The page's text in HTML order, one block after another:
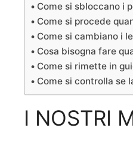
Come si sbloccano i
Come si procede
Come si cambiano i
Cosa bisogna fare
Come si rimette in
Come si controlla se
I NOSTRI